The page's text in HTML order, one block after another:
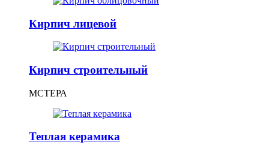
Кирпич лицевой
Кирпич строительный
МСТЕРА
Теплая керамика